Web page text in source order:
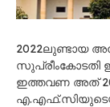
2022ലുണ്ടായ
സുപ്രീംകോടതി
ഇത്തവണ അത്